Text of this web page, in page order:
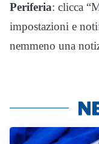
Periferia: clicca
impostazioni e
nemmeno una